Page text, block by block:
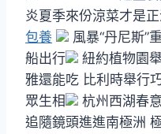
炎夏季來份涼菜才是
包養
風暴“丹尼斯”
船出行
紐約植物園
雅還能吃 比利時舉行
眾生相
杭州西湖春
追隨鏡頭進進南極洲